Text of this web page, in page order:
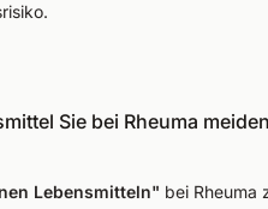
Sie bei Rheuma
Lebensmitteln" bei Rheuma